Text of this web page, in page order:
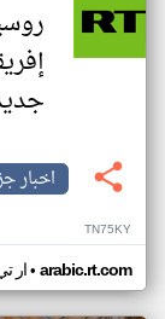
اخبار
TN75KY
ار• arabic.rt.com